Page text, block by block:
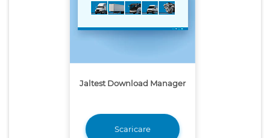
Jaltest Download Manager
Scaricare